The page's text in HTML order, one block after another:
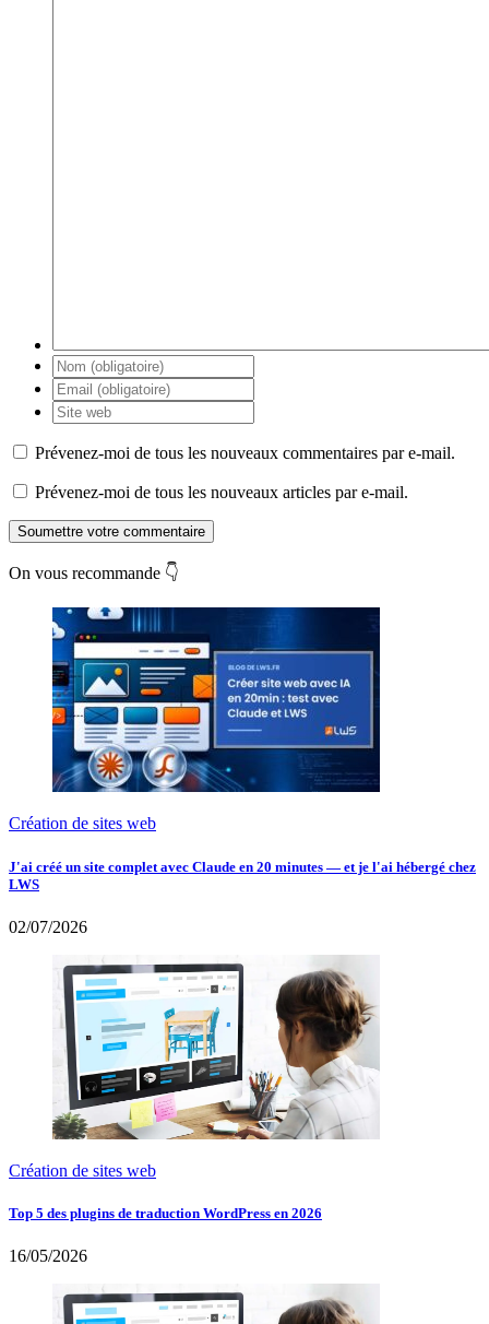
Prévenez-moi de tous les nouveaux commentaires par e-mail.
Prévenez-moi de tous les nouveaux articles par e-mail.
Soumettre votre commentaire
On vous recommande 👇
Création de sites web
J'ai créé un site complet avec Claude en 20 minutes — et je l'ai hébergé chez
LWS
02/07/2026
Création de sites web
Top 5 des plugins de traduction WordPress en 2026
16/05/2026